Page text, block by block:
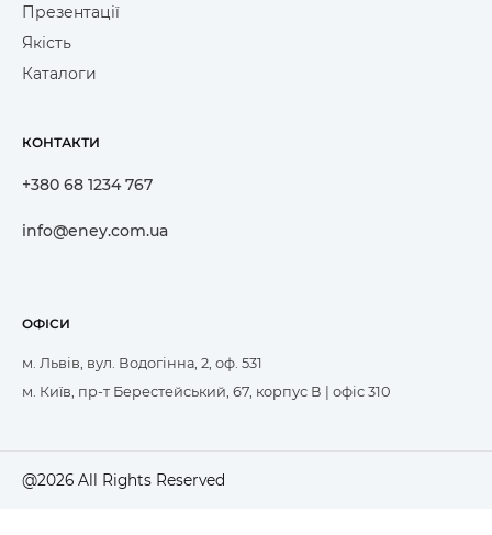
Презентації
Якість
Каталоги
КОНТАКТИ
+380 68 1234 767
info@eney.com.ua
ОФІСИ
м. Львів, вул. Водогінна, 2, оф. 531
м. Київ, пр-т Берестейський, 67, корпус В | офіс 310
@2026 All Rights Reserved